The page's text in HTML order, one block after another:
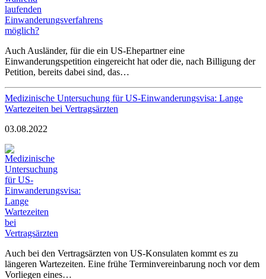
Auch Ausländer, für die ein US-Ehepartner eine
Einwanderungspetition eingereicht hat oder die, nach Billigung der
Petition, bereits dabei sind, das…
Medizinische Untersuchung für US-Einwanderungsvisa: Lange
Wartezeiten bei Vertragsärzten
03.08.2022
Auch bei den Vertragsärzten von US-Konsulaten kommt es zu
längeren Wartezeiten. Eine frühe Terminvereinbarung noch vor dem
Vorliegen eines…